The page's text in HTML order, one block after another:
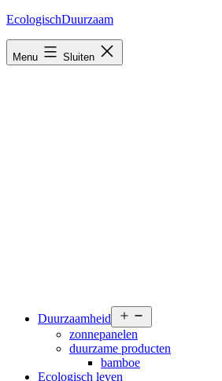
Ga
inhoud
EcologischDuurzaam
Menu Sluiten
Duurzaamheid
menu
zonnepanelen
duurzame producten
bamboe
Ecologisch leven